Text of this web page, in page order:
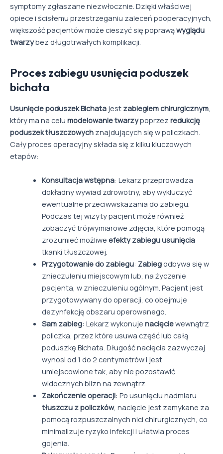
symptomy zgłaszane niezwłocznie. Dzięki właściwej
opiece i ścisłemu przestrzeganiu zaleceń pooperacyjnych,
większość pacjentów może cieszyć się poprawąwyglądu
twarzybez długotrwałych komplikacji.
Proces zabiegu usunięcia poduszek
bichata
Usunięcie poduszek Bichata jest zabiegiem chirurgicznym,
który ma na celu modelowanie twarzypoprzez redukcję
poduszek tłuszczowych znajdujących się w policzkach.
Cały proces operacyjny składa się z kilku kluczowych
etapów:
Konsultacja wstępna: Lekarz przeprowadza
dokładny wywiad zdrowotny, aby wykluczyć
ewentualne przeciwwskazania do zabiegu.
Podczas tej wizyty pacjent może również
zobaczyć trójwymiarowe zdjęcia, które pomogą
zrozumieć możliwe efekty zabiegu usunięcia
tkanki tłuszczowej.
Przygotowanie do zabiegu: Zabiegodbywa się w
znieczuleniu miejscowym lub, na życzenie
pacjenta, w znieczuleniu ogólnym. Pacjent jest
przygotowywany do operacji, co obejmuje
dezynfekcję obszaru operowanego.
Sam zabieg: Lekarz wykonuje nacięciewewnątrz
policzka, przez które usuwa część lub całą
poduszkę Bichata. Długość nacięcia zazwyczaj
wynosi od 1 do 2 centymetrów i jest
umiejscowione tak, aby nie pozostawić
widocznych blizn na zewnątrz.
Zakończenie operacji: Po usunięciu nadmiaru
tłuszczu z policzków, nacięcie jest zamykane za
pomocą rozpuszczalnych nici chirurgicznych, co
minimalizuje ryzyko infekcji i ułatwia proces
gojenia.